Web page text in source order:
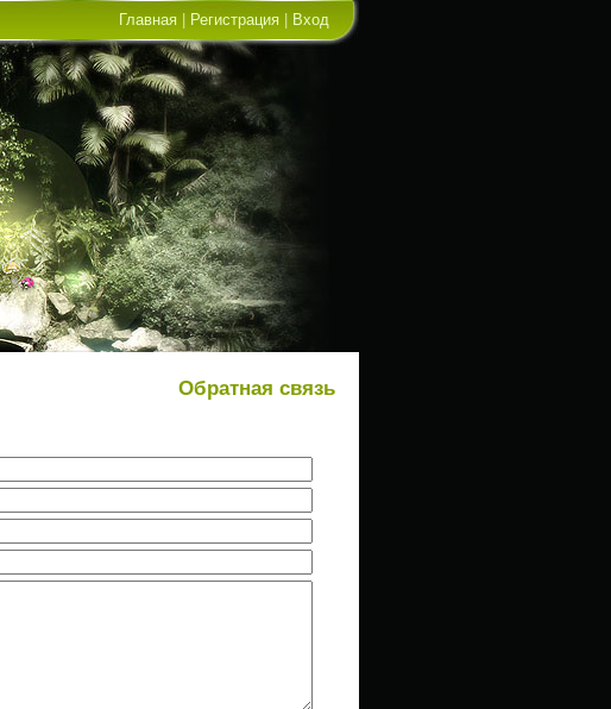
Главная Регистрация Вход
Обратная связь